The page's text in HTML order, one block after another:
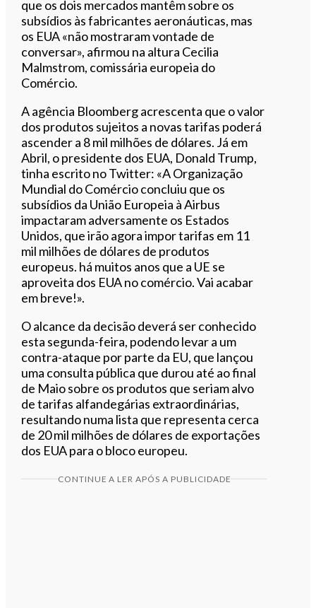
que os dois mercados mantêm sobre os
subsídios às fabricantes aeronáuticas, mas
os EUA «não mostraram vontade de
conversar», afirmou na altura Cecilia
Malmstrom, comissária europeia do
Comércio.
A agência Bloomberg acrescenta que o valor
dos produtos sujeitos a novas tarifas poderá
ascender a 8 mil milhões de dólares. Já em
Abril, o presidente dos EUA, Donald Trump,
tinha escrito no Twitter: «A Organização
Mundial do Comércio concluiu que os
subsídios da União Europeia à Airbus
impactaram adversamente os Estados
Unidos, que irão agora impor tarifas em 11
mil milhões de dólares de produtos
europeus. há muitos anos que a UE se
aproveita dos EUA no comércio. Vai acabar
em breve!».
O alcance da decisão deverá ser conhecido
esta segunda-feira, podendo levar a um
contra-ataque por parte da EU, que lançou
uma consulta pública que durou até ao final
de Maio sobre os produtos que seriam alvo
de tarifas alfandegárias extraordinárias,
resultando numa lista que representa cerca
de 20 mil milhões de dólares de exportações
dos EUA para o bloco europeu.
CONTINUE A LER APÓS A PUBLICIDADE